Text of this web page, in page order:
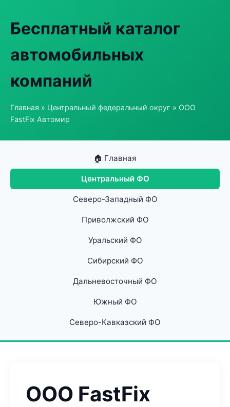
Бесплатный каталог
автомобильных
компаний
Главная » Центральный федеральный округ » ООО
FastFix Автомир
🏠 Главная
Центральный ФО
Северо-Западный ФО
Приволжский ФО
Уральский ФО
Сибирский ФО
Дальневосточный ФО
Южный ФО
Северо-Кавказский ФО
ООО FastFix